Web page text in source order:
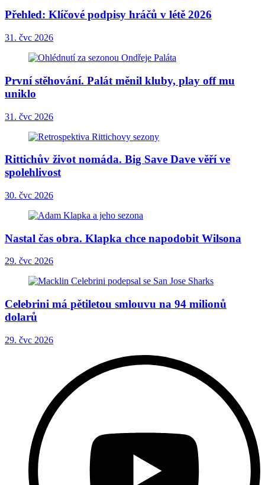
Přehled: Klíčové podpisy hráčů v létě 2026
31. čvc 2026
První stěhování. Palát měnil kluby, play off mu
uniklo
31. čvc 2026
Rittichův život nomáda. Big Save Dave věří ve
spolehlivost
30. čvc 2026
Nastal čas obra. Klapka chce napodobit Wilsona
29. čvc 2026
Celebrini má pětiletou smlouvu na 94 milionů
dolarů
29. čvc 2026